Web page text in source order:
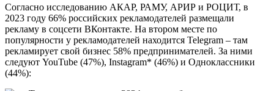
Согласно исследованию АКАР, РАМУ, АРИР и РОЦИТ, в
2023 году 66% российских рекламодателей размещали
рекламу в соцсети ВКонтакте. На втором месте по
популярности у рекламодателей находится Telegram – там
рекламирует свой бизнес 58% предпринимателей. За ними
следуют YouTube (47%), Instagram* (46%) и Oдноклассники
(44%):